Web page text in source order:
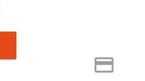
credit_card